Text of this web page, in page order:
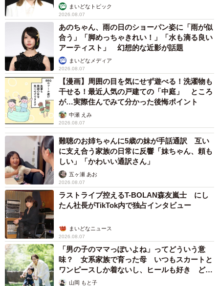
まいどなトピック
2026.08.07
あのちゃん、雨の日のショーパン姿に「雨が似
合う」「脚めっちゃきれい！」「水も滴る良い
アーティスト」 幻想的な近影が話題
まいどなメディア
2026.08.07
【漫画】周囲の目を気にせず遊べる！洗濯物も
干せる！最近人気の戸建ての「中庭」 ところ
が…実際住んでみて分かった後悔ポイント
中瀬 えみ
2026.08.07
難聴のお姉ちゃんに5歳の妹が手話通訳 互い
に支え合う家族の日常に反響「妹ちゃん、頼も
しい」「かわいい通訳さん」
五ヶ瀬 あお
2026.08.07
ラストライブ控えるT-BOLAN森友嵐士 にし
たん社長がTikTok内で独占インタビュー
まいどなニュース
2026.08.07
「男の子のママっぽいよね」ってどういう意
味？ 女系家族で育った母 いつもスカートと
ワンピースしか着ないし、ヒールも好き どの
へんが…
山岡 もと子